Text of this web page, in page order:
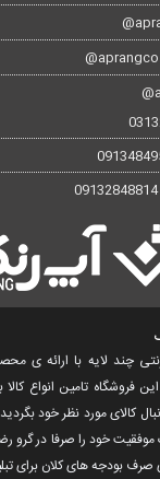
چند لایه با ارائه ی
فروشگاه تامین انواع کالا
کالای مورد نظر خود
خود را صرفا در گرو
بودجه های کلان برای